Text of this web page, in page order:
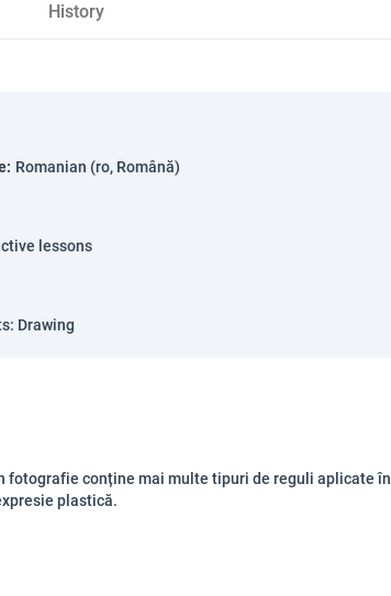
History
: Romanian (ro, Română)
lessons
Drawing
fotografie conține mai multe tipuri de reguli aplicate în
plastică.